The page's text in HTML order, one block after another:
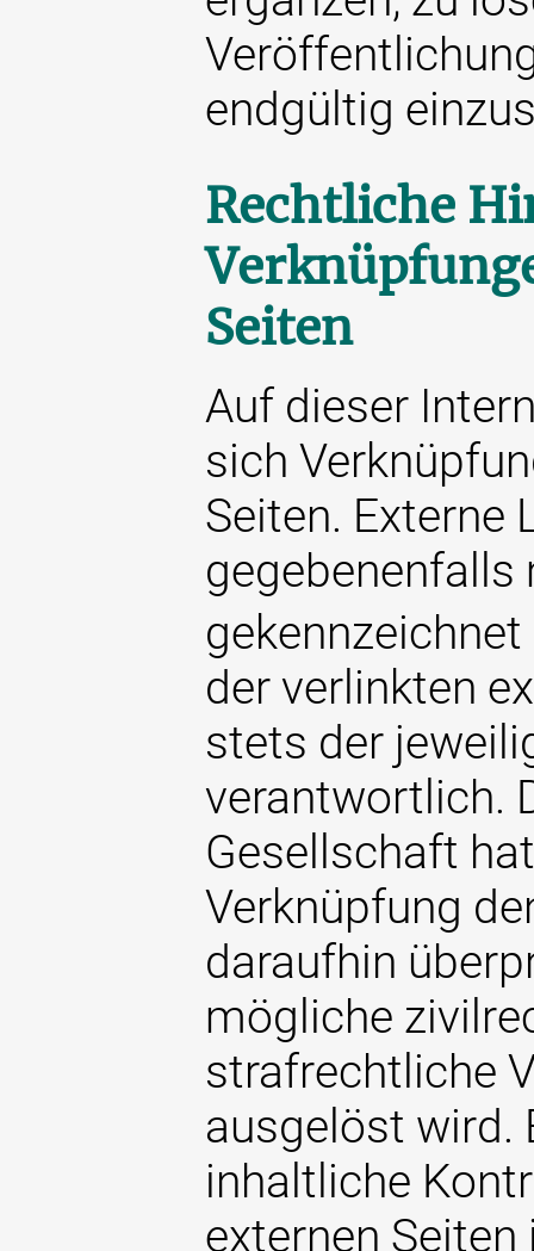
endgültig
Rechtliche
Seiten
Auf dieser
sich
Seiten. Externe
der verlinkten
stets der
verantwortlich.
Gesellschaft
Verknüpfung
daraufhin
mögliche
strafrechtliche
ausgelöst wird.
inhaltliche
externen